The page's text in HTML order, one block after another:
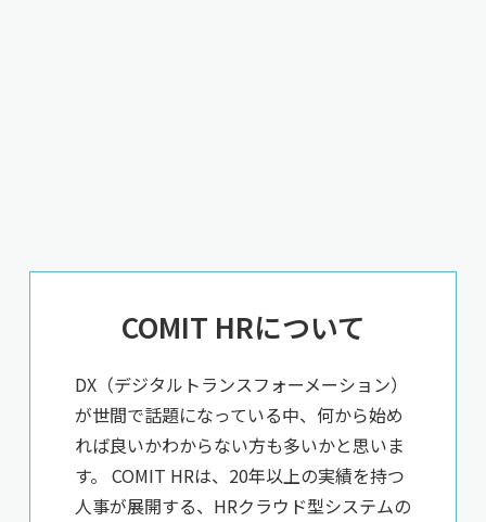
COMIT HRについて
DX（デジタルトランスフォーメーション）
が世間で話題になっている中、何から始め
れば良いかわからない方も多いかと思いま
す。 COMIT HRは、20年以上の実績を持つ
人事が展開する、HRクラウド型システムの